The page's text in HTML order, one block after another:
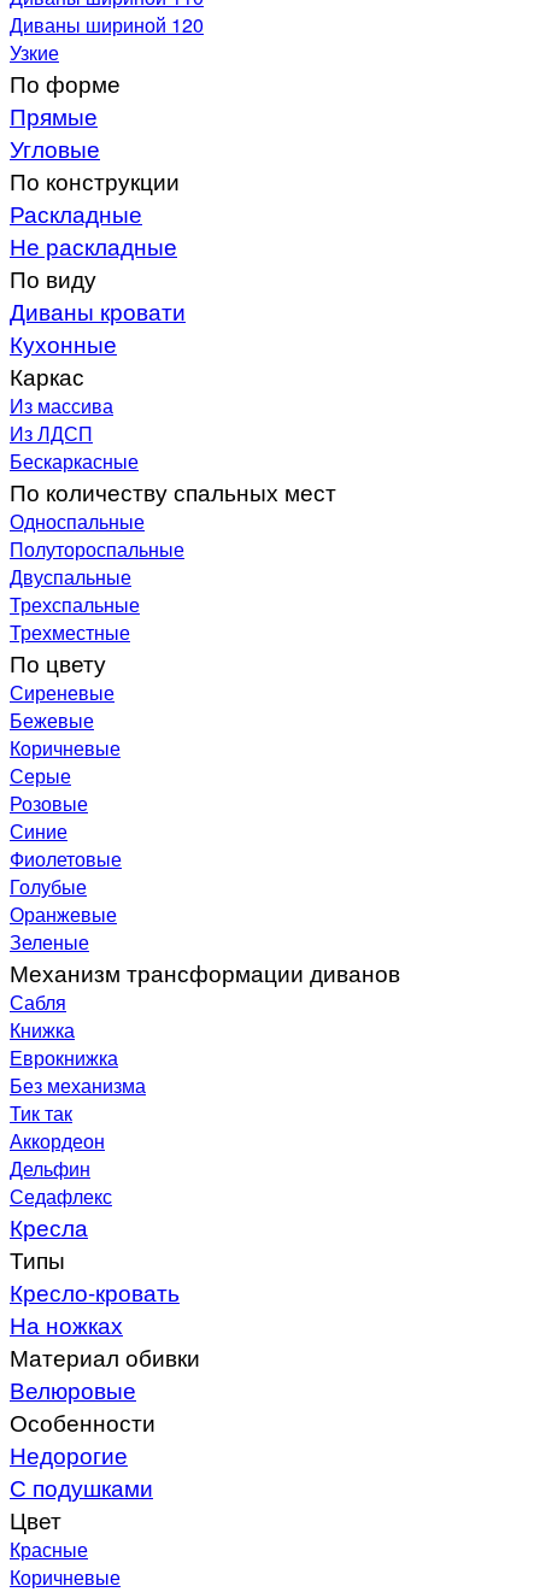
Диваны шириной 120
Узкие
По форме
Прямые
Угловые
По конструкции
Раскладные
Не раскладные
По виду
Диваны кровати
Кухонные
Каркас
Из массива
Из ЛДСП
Бескаркасные
По количеству спальных мест
Односпальные
Полутороспальные
Двуспальные
Трехспальные
Трехместные
По цвету
Сиреневые
Бежевые
Коричневые
Серые
Розовые
Синие
Фиолетовые
Голубые
Оранжевые
Зеленые
Механизм трансформации диванов
Сабля
Книжка
Еврокнижка
Без механизма
Тик так
Аккордеон
Дельфин
Седафлекс
Кресла
Типы
Кресло-кровать
На ножках
Материал обивки
Велюровые
Особенности
Недорогие
С подушками
Цвет
Красные
Коричневые